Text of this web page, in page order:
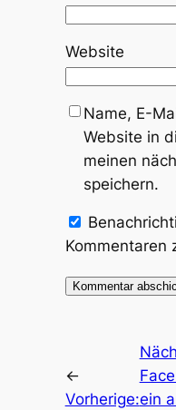
Website
Name, E-
Website in
meinen
speichern.
Kommentaren
←
Vorherige:ein